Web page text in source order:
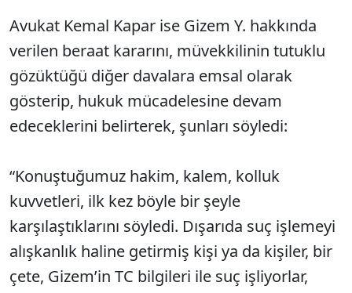
Avukat Kemal Kapar ise Gizem Y. hakkında
verilen beraat kararını, müvekkilinin tutuklu
gözüktüğü diğer davalara emsal olarak
gösterip, hukuk mücadelesine devam
edeceklerini belirterek, şunları söyledi:
“Konuştuğumuz hakim, kalem, kolluk
kuvvetleri, ilk kez böyle bir şeyle
karşılaştıklarını söyledi. Dışarıda suç işlemeyi
alışkanlık haline getirmiş kişi ya da kişiler, bir
çete, Gizem’in TC bilgileri ile suç işliyorlar,